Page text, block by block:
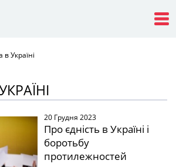
в Україні
20 Грудня 2023
Про єдність в Україні і
боротьбу
протилежностей